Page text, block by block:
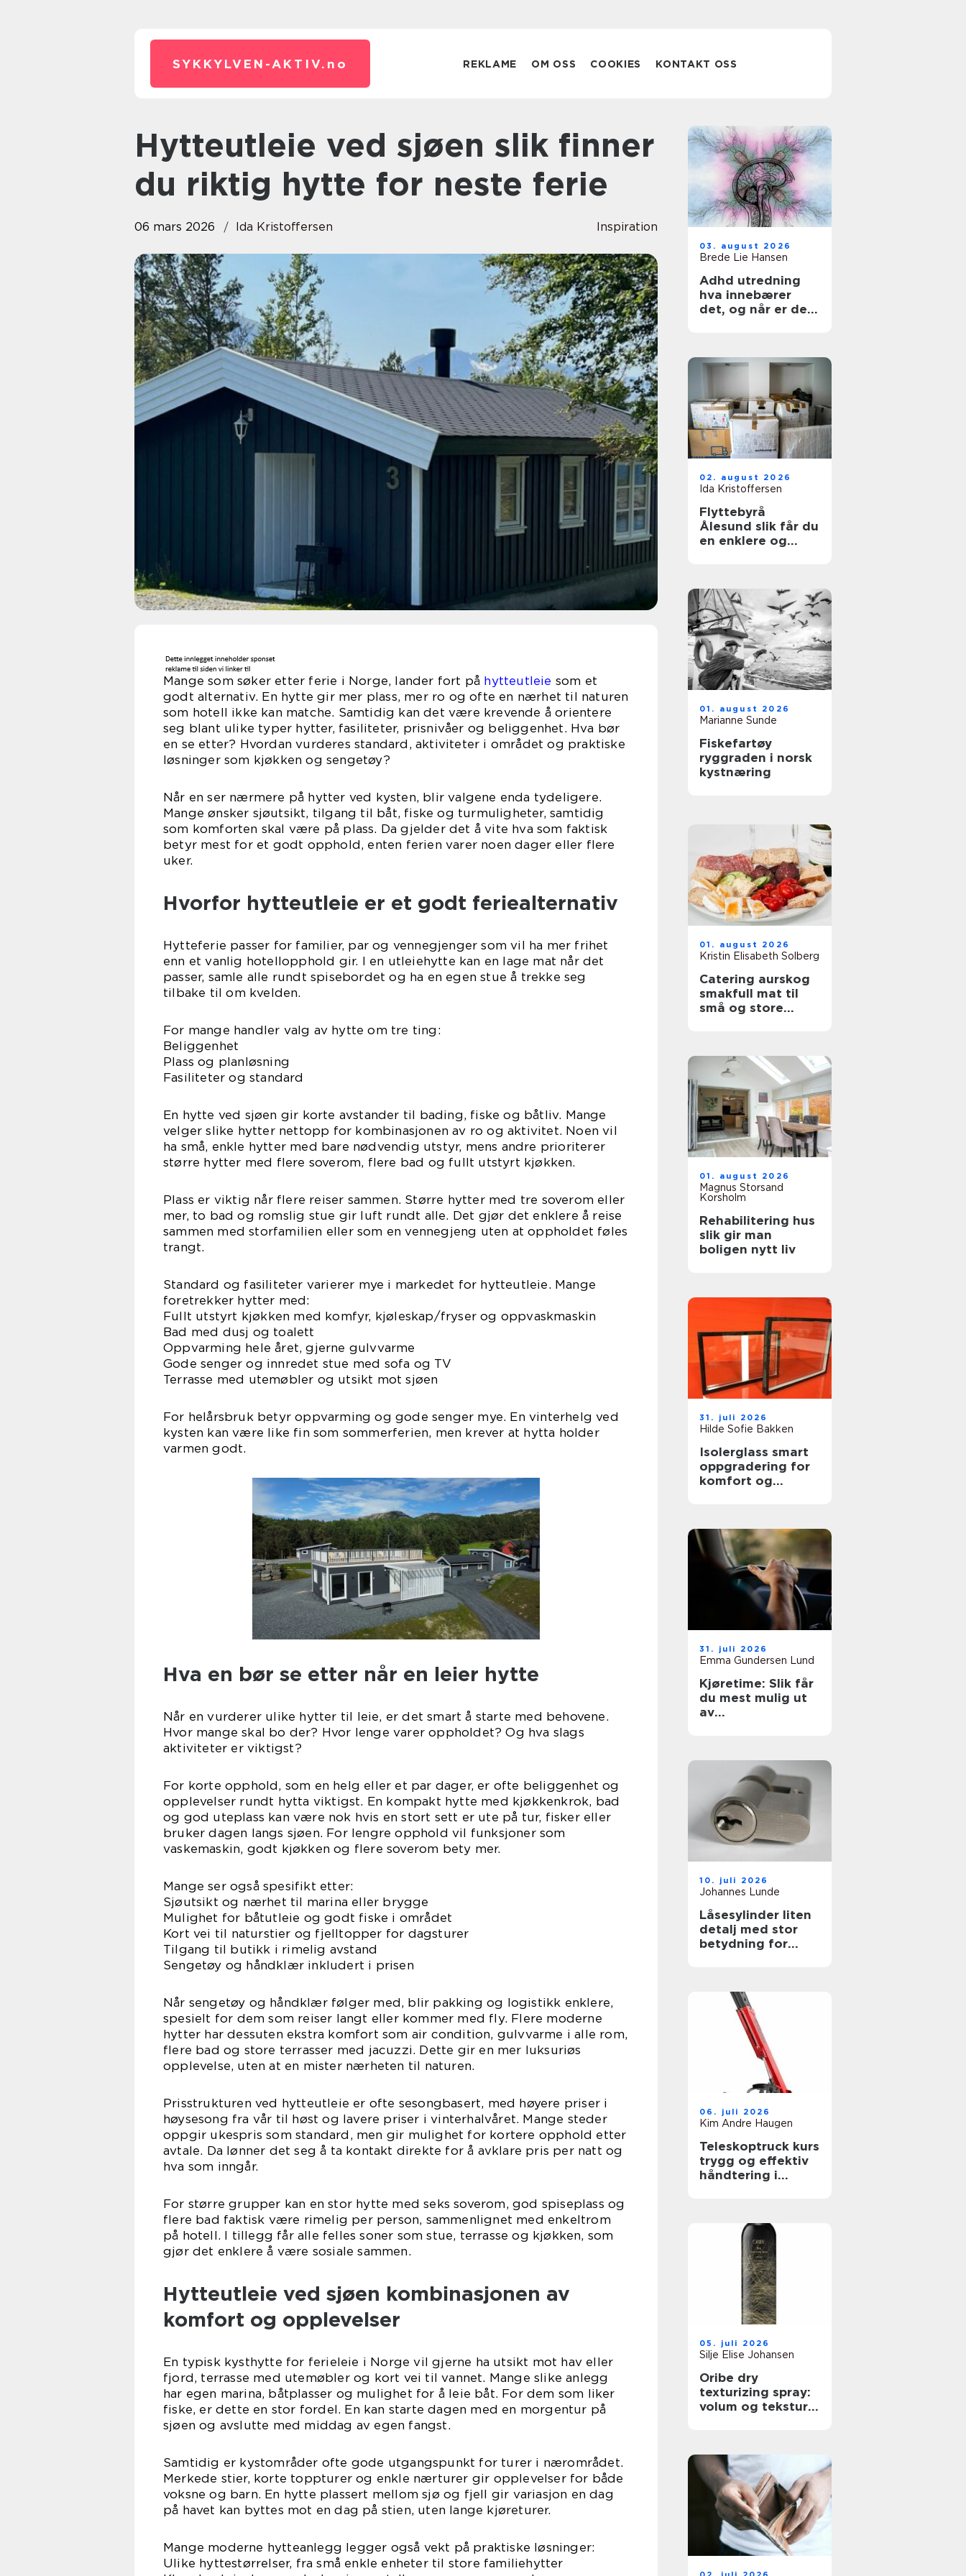
SYKKYLVEN-AKTIV. no REKLAME OM OSS COOKIES KONTAKT OSS
Hytteutleie ved sjøen slik finner
du riktig hytte for neste ferie
06 mars 2026 Ida Kristoffersen Inspiration
Mange som søker etter ferie i Norge, lander fort på hytteutleie som et
godt alternativ. En hytte gir mer plass, mer ro og ofte en nærhet til naturen
som hotell ikke kan matche. Samtidig kan det være krevende å orientere
seg blant ulike typer hytter, fasiliteter, prisnivåer og beliggenhet. Hva bør
en se etter? Hvordan vurderes standard, aktiviteter i området og praktiske
løsninger som kjøkken og sengetøy?
Når en ser nærmere på hytter ved kysten, blir valgene enda tydeligere.
Mange ønsker sjøutsikt, tilgang til båt, fiske og turmuligheter, samtidig
som komforten skal være på plass. Da gjelder det å vite hva som faktisk
betyr mest for et godt opphold, enten ferien varer noen dager eller flere
uker.
Hvorfor hytteutleie er et godt feriealternativ
Hytteferie passer for familier, par og vennegjenger som vil ha mer frihet
enn et vanlig hotellopphold gir. I en utleiehytte kan en lage mat når det
passer, samle alle rundt spisebordet og ha en egen stue å trekke seg
tilbake til om kvelden.
For mange handler valg av hytte om tre ting:
Beliggenhet
Plass og planløsning
Fasiliteter og standard
En hytte ved sjøen gir korte avstander til bading, fiske og båtliv. Mange
velger slike hytter nettopp for kombinasjonen av ro og aktivitet. Noen vil
ha små, enkle hytter med bare nødvendig utstyr, mens andre prioriterer
større hytter med flere soverom, flere bad og fullt utstyrt kjøkken.
Plass er viktig når flere reiser sammen. Større hytter med tre soverom eller
mer, to bad og romslig stue gir luft rundt alle. Det gjør det enklere å reise
sammen med storfamilien eller som en vennegjeng uten at oppholdet føles
trangt.
Standard og fasiliteter varierer mye i markedet for hytteutleie. Mange
foretrekker hytter med:
Fullt utstyrt kjøkken med komfyr, kjøleskap/fryser og oppvaskmaskin
Bad med dusj og toalett
Oppvarming hele året, gjerne gulvvarme
Gode senger og innredet stue med sofa og TV
Terrasse med utemøbler og utsikt mot sjøen
For helårsbruk betyr oppvarming og gode senger mye. En vinterhelg ved
kysten kan være like fin som sommerferien, men krever at hytta holder
varmen godt.
Hva en bør se etter når en leier hytte
Når en vurderer ulike hytter til leie, er det smart å starte med behovene.
Hvor mange skal bo der? Hvor lenge varer oppholdet? Og hva slags
aktiviteter er viktigst?
For korte opphold, som en helg eller et par dager, er ofte beliggenhet og
opplevelser rundt hytta viktigst. En kompakt hytte med kjøkkenkrok, bad
og god uteplass kan være nok hvis en stort sett er ute på tur, fisker eller
bruker dagen langs sjøen. For lengre opphold vil funksjoner som
vaskemaskin, godt kjøkken og flere soverom bety mer.
Mange ser også spesifikt etter:
Sjøutsikt og nærhet til marina eller brygge
Mulighet for båtutleie og godt fiske i området
Kort vei til naturstier og fjelltopper for dagsturer
Tilgang til butikk i rimelig avstand
Sengetøy og håndklær inkludert i prisen
Når sengetøy og håndklær følger med, blir pakking og logistikk enklere,
spesielt for dem som reiser langt eller kommer med fly. Flere moderne
hytter har dessuten ekstra komfort som air condition, gulvvarme i alle rom,
flere bad og store terrasser med jacuzzi. Dette gir en mer luksuriøs
opplevelse, uten at en mister nærheten til naturen.
Prisstrukturen ved hytteutleie er ofte sesongbasert, med høyere priser i
høysesong fra vår til høst og lavere priser i vinterhalvåret. Mange steder
oppgir ukespris som standard, men gir mulighet for kortere opphold etter
avtale. Da lønner det seg å ta kontakt direkte for å avklare pris per natt og
hva som inngår.
For større grupper kan en stor hytte med seks soverom, god spiseplass og
flere bad faktisk være rimelig per person, sammenlignet med enkeltrom
på hotell. I tillegg får alle felles soner som stue, terrasse og kjøkken, som
gjør det enklere å være sosiale sammen.
Hytteutleie ved sjøen kombinasjonen av
komfort og opplevelser
En typisk kysthytte for ferieleie i Norge vil gjerne ha utsikt mot hav eller
fjord, terrasse med utemøbler og kort vei til vannet. Mange slike anlegg
har egen marina, båtplasser og mulighet for å leie båt. For dem som liker
fiske, er dette en stor fordel. En kan starte dagen med en morgentur på
sjøen og avslutte med middag av egen fangst.
Samtidig er kystområder ofte gode utgangspunkt for turer i nærområdet.
Merkede stier, korte toppturer og enkle nærturer gir opplevelser for både
voksne og barn. En hytte plassert mellom sjø og fjell gir variasjon en dag
på havet kan byttes mot en dag på stien, uten lange kjøreturer.
Mange moderne hytteanlegg legger også vekt på praktiske løsninger:
Ulike hyttestørrelser, fra små enkle enheter til store familiehytter
03. august 2026
Brede Lie Hansen
Adhd utredning
hva innebærer
det, og når er det
02. august 2026
Ida Kristoffersen
Flyttebyrå
Ålesund slik får du
en enklere og
01. august 2026
Marianne Sunde
Fiskefartøy
ryggraden i norsk
kystnæring
01. august 2026
Kristin Elisabeth Solberg
Catering aurskog
smakfull mat til
små og store
01. august 2026
Magnus Storsand
Korsholm
Rehabilitering hus
slik gir man
boligen nytt liv
31. juli 2026
Hilde Sofie Bakken
Isolerglass smart
oppgradering for
komfort og
31. juli 2026
Emma Gundersen Lund
Kjøretime: Slik får
du mest mulig ut
av
10. juli 2026
Johannes Lunde
Låsesylinder liten
detalj med stor
betydning for
06. juli 2026
Kim Andre Haugen
Teleskoptruck kurs
trygg og effektiv
håndtering i
05. juli 2026
Silje Elise Johansen
Oribe dry
texturizing spray:
volum og tekstur